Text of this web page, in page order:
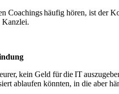
Coachings häufig hören, ist der
Kanzlei.
kein Geld für die IT
ablaufen könnten, in die aber